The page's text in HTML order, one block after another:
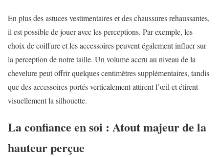
En plus des astuces vestimentaires et des chaussures rehaussantes,
il est possible de jouer avec les perceptions. Par exemple, les
choix de coiffure et les accessoires peuvent également influer sur
la perception de notre taille. Un volume accru au niveau de la
chevelure peut offrir quelques centimètres supplémentaires, tandis
que des accessoires portés verticalement attirent l’œil et étirent
visuellement la silhouette.
La confiance en soi : Atout majeur de la
hauteur perçue